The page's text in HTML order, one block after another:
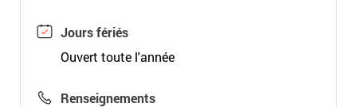
Jours fériés
Ouvert toute l'année
Renseignements